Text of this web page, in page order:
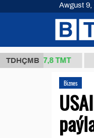
TDHÇMB
37,8 ТМТ Buýan
Biznes
Awgust 9,